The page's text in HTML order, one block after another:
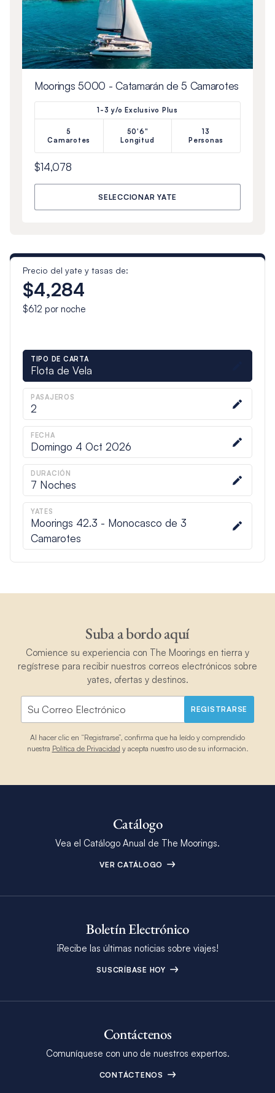
Moorings 5000 - Catamarán de 5 Camarotes
1-3 y/o Exclusivo Plus
5
Camarotes
50'6"
Longitud
13
Personas
$14,078
SELECCIONAR YATE
Precio del yate y tasas de:
$4,284
$612 por noche
TIPO DE CARTA
Flota de Vela
PASAJEROS
2
FECHA
Domingo 4 Oct 2026
DURACIÓN
7 Noches
YATES
Moorings 42.3 - Monocasco de 3
Camarotes
Suba a bordo aquí
Comience su experiencia con The Moorings en tierra y
regístrese para recibir nuestros correos electrónicos sobre
yates, ofertas y destinos.
REGISTRARSE
Al hacer clic en “Registrarse”, confirma que ha leído y comprendido
nuestra Política de Privacidad y acepta nuestro uso de su información.
Catálogo
Vea el Catálogo Anual de The Moorings.
VER CATÁLOGO
Boletín Electrónico
¡Recibe las últimas noticias sobre viajes!
SUSCRÍBASE HOY
Contáctenos
Comuníquese con uno de nuestros expertos.
CONTÁCTENOS